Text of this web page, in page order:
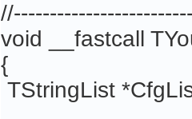
void __fastcall
{
TStringList